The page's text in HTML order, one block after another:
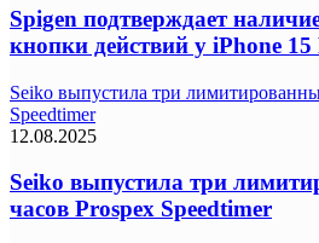
Spigen подтверждает
кнопки действий у iPhone 15
Seiko выпустила три
Speedtimer
12.08.2025
Seiko выпустила три
часов Prospex Speedtimer